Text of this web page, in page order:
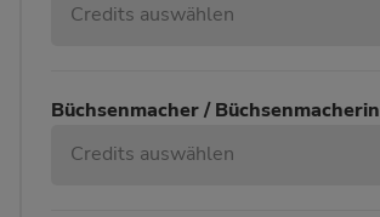
Credits auswählen
Büchsenmacher / Büchsenmacherin
Credits auswählen